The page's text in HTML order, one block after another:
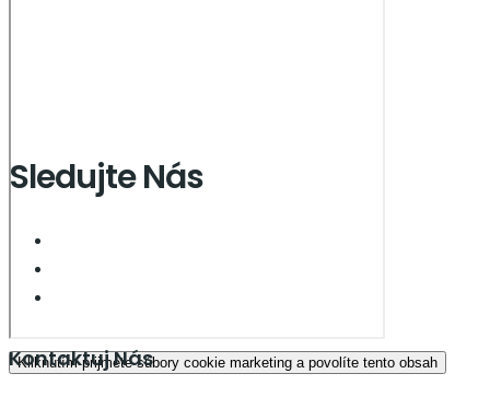
Kliknutím prijmete súbory cookie marketing a povolíte tento obsah
Sledujte Nás
Kontaktuj Nás